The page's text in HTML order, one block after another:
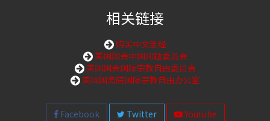
相关链接
购买中文圣经
美国国会中国问题委员会
美国国会国际宗教自由委员会
美国国务院国际宗教自由办公室
Facebook Twitter Youtube